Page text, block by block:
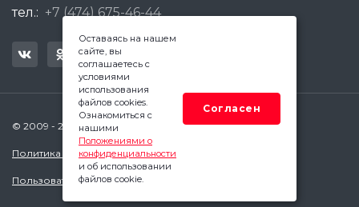
тел.: +7 (474) 675-46-44
© 2009 - 2026 Квадратный Метр - Липецк
Политика конфиденциальности
Пользовательское соглашение
Оставаясь на нашем
сайте, вы
соглашаетесь с
условиями
использования
файлов cookies.
Ознакомиться с
нашими
Положениями о
конфиденциальности
и об использовании
файлов cookie.
Согласен